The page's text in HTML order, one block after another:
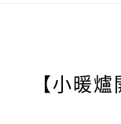
【小暖